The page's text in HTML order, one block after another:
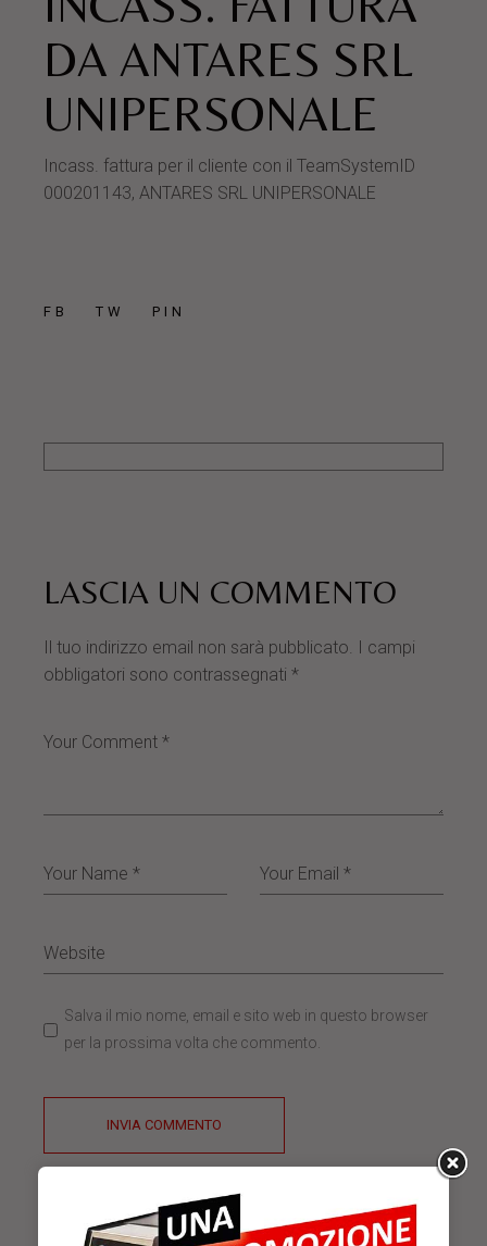
DA ANTARES SRL
UNIPERSONALE
Incass. fattura per il cliente con il TeamSystemID
000201143, ANTARES SRL UNIPERSONALE
FB TW PIN
LASCIA UN COMMENTO
Il tuo indirizzo email non sarà pubblicato. I campi
obbligatori sono contrassegnati*
Salva il mio nome, email e sito web in questo browser
per la prossima volta che commento.
INVIA COMMENTO